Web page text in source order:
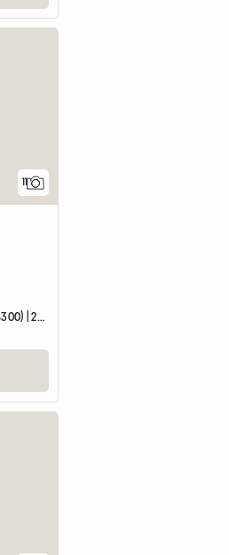
11
Gesamte Unterkunft | Saint-Louis (68300) | 25 M2